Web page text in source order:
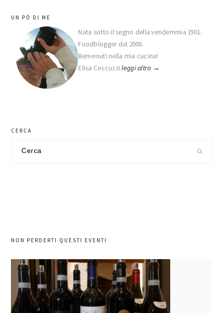
barra
laterale
primaria
UN PÒ DI ME
Nata sotto il segno della vendemmia 1981.
Foodblogger dal 2008.
Benvenuti nella mia cucina!
Elisa Ceccuzzileggi altro →
CERCA
NON PERDERTI QUESTI EVENTI